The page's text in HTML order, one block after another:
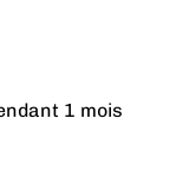
1 mois